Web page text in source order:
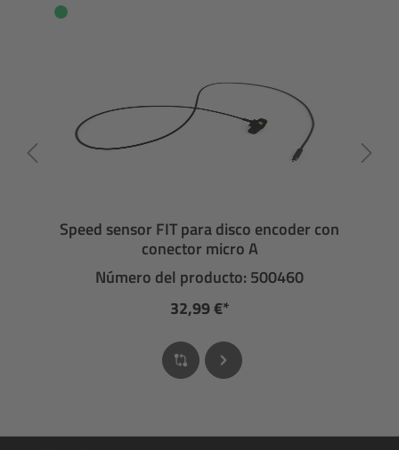
Speed sensor FIT para disco encoder con
conector micro A
Número del producto: 500460
32,99 €*